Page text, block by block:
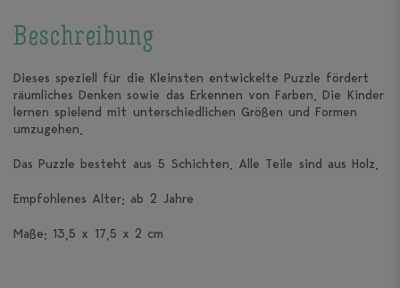
Beschreibung
Dieses speziell für die Kleinsten entwickelte Puzzle fördert
räumliches Denken sowie das Erkennen von Farben. Die Kinder
lernen spielend mit unterschiedlichen Größen und Formen
umzugehen.
Das Puzzle besteht aus 5 Schichten. Alle Teile sind aus Holz.
Empfohlenes Alter: ab 2 Jahre
Maße: 13,5 x 17,5 x 2 cm